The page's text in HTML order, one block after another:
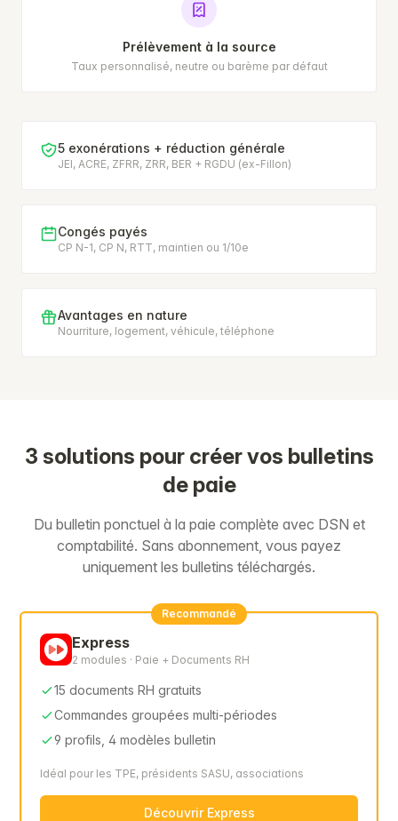
Prélèvement à la source
Taux personnalisé, neutre ou barème par défaut
5 exonérations + réduction générale
JEI, ACRE, ZFRR, ZRR, BER + RGDU (ex-Fillon)
Congés payés
CP N-1, CP N, RTT, maintien ou 1/10e
Avantages en nature
Nourriture, logement, véhicule, téléphone
3 solutions pour créer vos bulletins
de paie
Du bulletin ponctuel à la paie complète avec DSN et
comptabilité. Sans abonnement, vous payez
uniquement les bulletins téléchargés.
Recommandé
Express
2 modules · Paie + Documents RH
15 documents RH gratuits
Commandes groupées multi-périodes
9 profils, 4 modèles bulletin
Idéal pour les TPE, présidents SASU, associations
Découvrir Express